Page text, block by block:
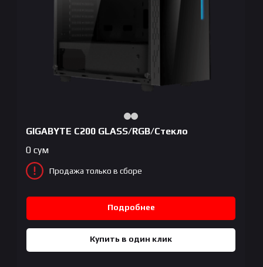
GIGABYTE C200 GLASS/RGB/Стекло
0 сум
Продажа только в сборе
Подробнее
Купить в один клик